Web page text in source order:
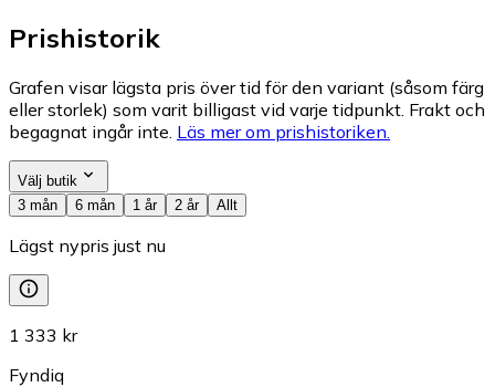
Prishistorik
Grafen visar lägsta pris över tid för den variant (såsom färg
eller storlek) som varit billigast vid varje tidpunkt. Frakt och
begagnat ingår inte. Läs mer om prishistoriken.
Välj butik
3 mån
6 mån 1 år 2 år Allt
Lägst nypris just nu
1 333 kr
Fyndiq